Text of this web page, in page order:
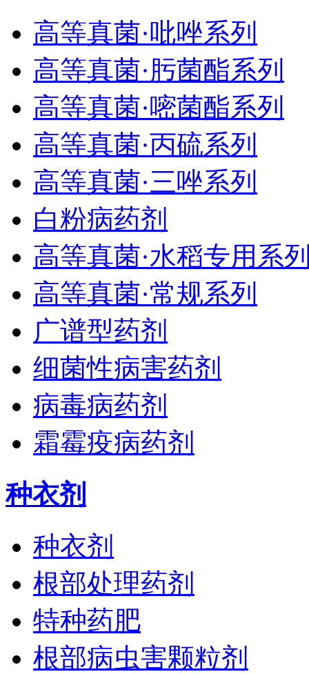
高等真菌·吡唑系列
高等真菌·肟菌酯系列
高等真菌·嘧菌酯系列
高等真菌·丙硫系列
高等真菌·三唑系列
白粉病药剂
高等真菌·水稻专用系
高等真菌·常规系列
广谱型药剂
细菌性病害药剂
病毒病药剂
霜霉疫病药剂
种衣剂
种衣剂
根部处理药剂
特种药肥
根部病虫害颗粒剂